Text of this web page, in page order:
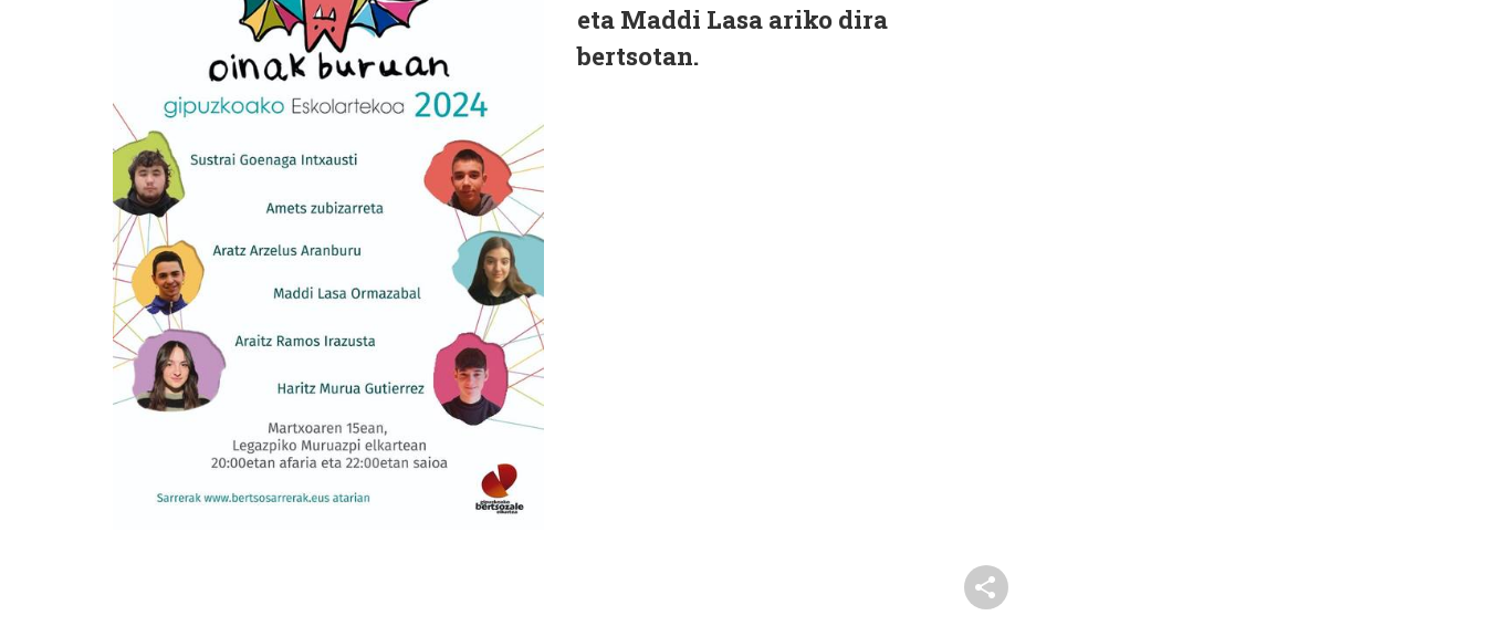
eta Maddi Lasa ariko dira
bertsotan.